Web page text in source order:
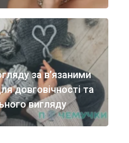
за в’язаними
довговічності та
вигляду